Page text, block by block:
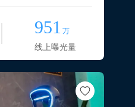
951 万
线上曝光量